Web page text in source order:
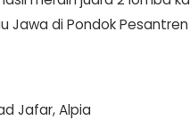
Jawa di Pondok
Jafar, Alpia